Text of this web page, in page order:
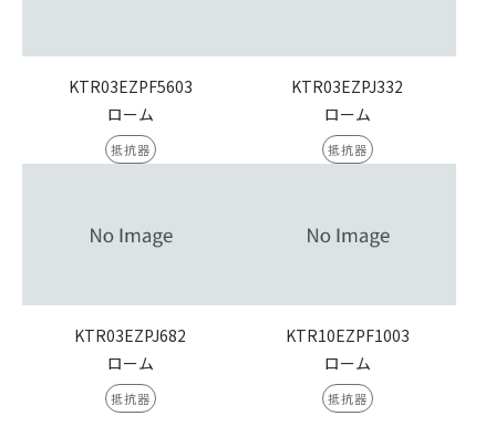
KTR03EZPF5603
ローム
抵抗器
KTR03EZPJ332
ローム
抵抗器
KTR03EZPJ682
ローム
抵抗器
KTR10EZPF1003
ローム
抵抗器